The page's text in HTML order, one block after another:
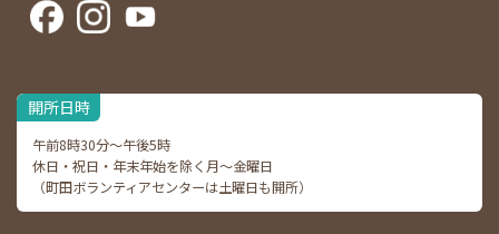
開所日時
午前8時30分～午後5時
休日・祝日・年末年始を除く月～金曜日
（町田ボランティアセンターは土曜日も開所）